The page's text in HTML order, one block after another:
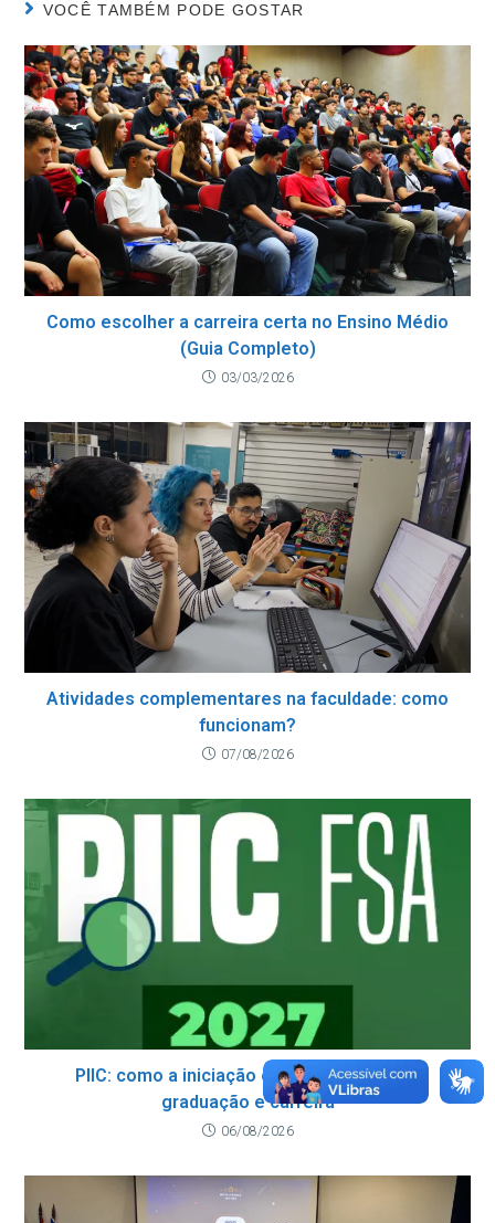
VOCÊ TAMBÉM PODE GOSTAR
Como escolher a carreira certa no Ensino Médio
(Guia Completo)
03/03/2026
Atividades complementares na faculdade: como
funcionam?
07/08/2026
PIIC: como a iniciação científica fortalece
graduação e carreira
06/08/2026